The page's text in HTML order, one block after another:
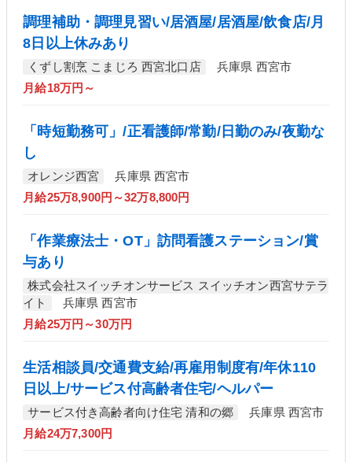
調理補助・調理見習い/居酒屋/居酒屋/飲食店/月
8日以上休みあり
くずし割烹 こまじろ 西宮北口店
兵庫県 西宮市
月給18万円～
「時短勤務可」/正看護師/常勤/日勤のみ/夜勤な
し
オレンジ西宮
兵庫県 西宮市
月給25万8,900円～32万8,800円
「作業療法士・OT」訪問看護ステーション/賞
与あり
株式会社スイッチオンサービス スイッチオン西宮サテラ
イト
兵庫県 西宮市
月給25万円～30万円
生活相談員/交通費支給/再雇用制度有/年休110
日以上/サービス付高齢者住宅/ヘルパー
サービス付き高齢者向け住宅 清和の郷
兵庫県 西宮市
月給24万7,300円